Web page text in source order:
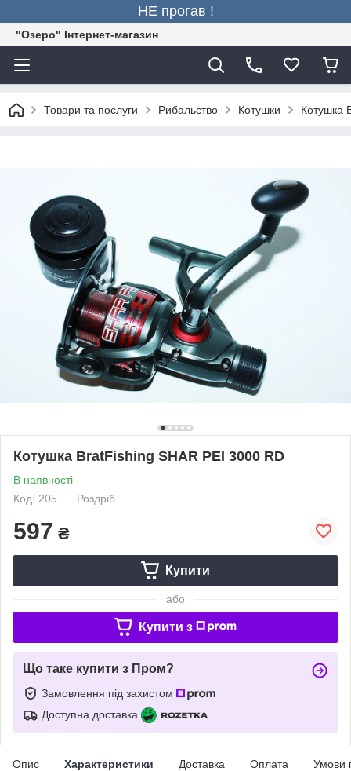
НЕ прогав !
"Озеро" Інтернет-магазин
Товари та послуги Рибальство Котушки Котушка
Котушка BratFishing SHAR PEI 3000 RD
В наявності
Код: 205
Роздріб
597 ₴
Купити
або
Купити з
Що таке купити з Пром?
Замовлення під захистом
Доступна доставка
Опис Характеристики Доставка Оплата Умови